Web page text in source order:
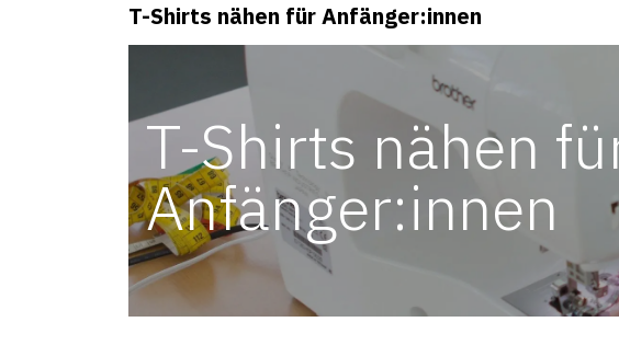
T-Shirts nähen für Anfänger:innen
T-Shirts nähen
Anfänger:innen